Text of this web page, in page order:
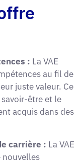
: La VAE
au fil de
juste valeur. Ce
être et le
acquis dans des
carrière : La VAE
nouvelles